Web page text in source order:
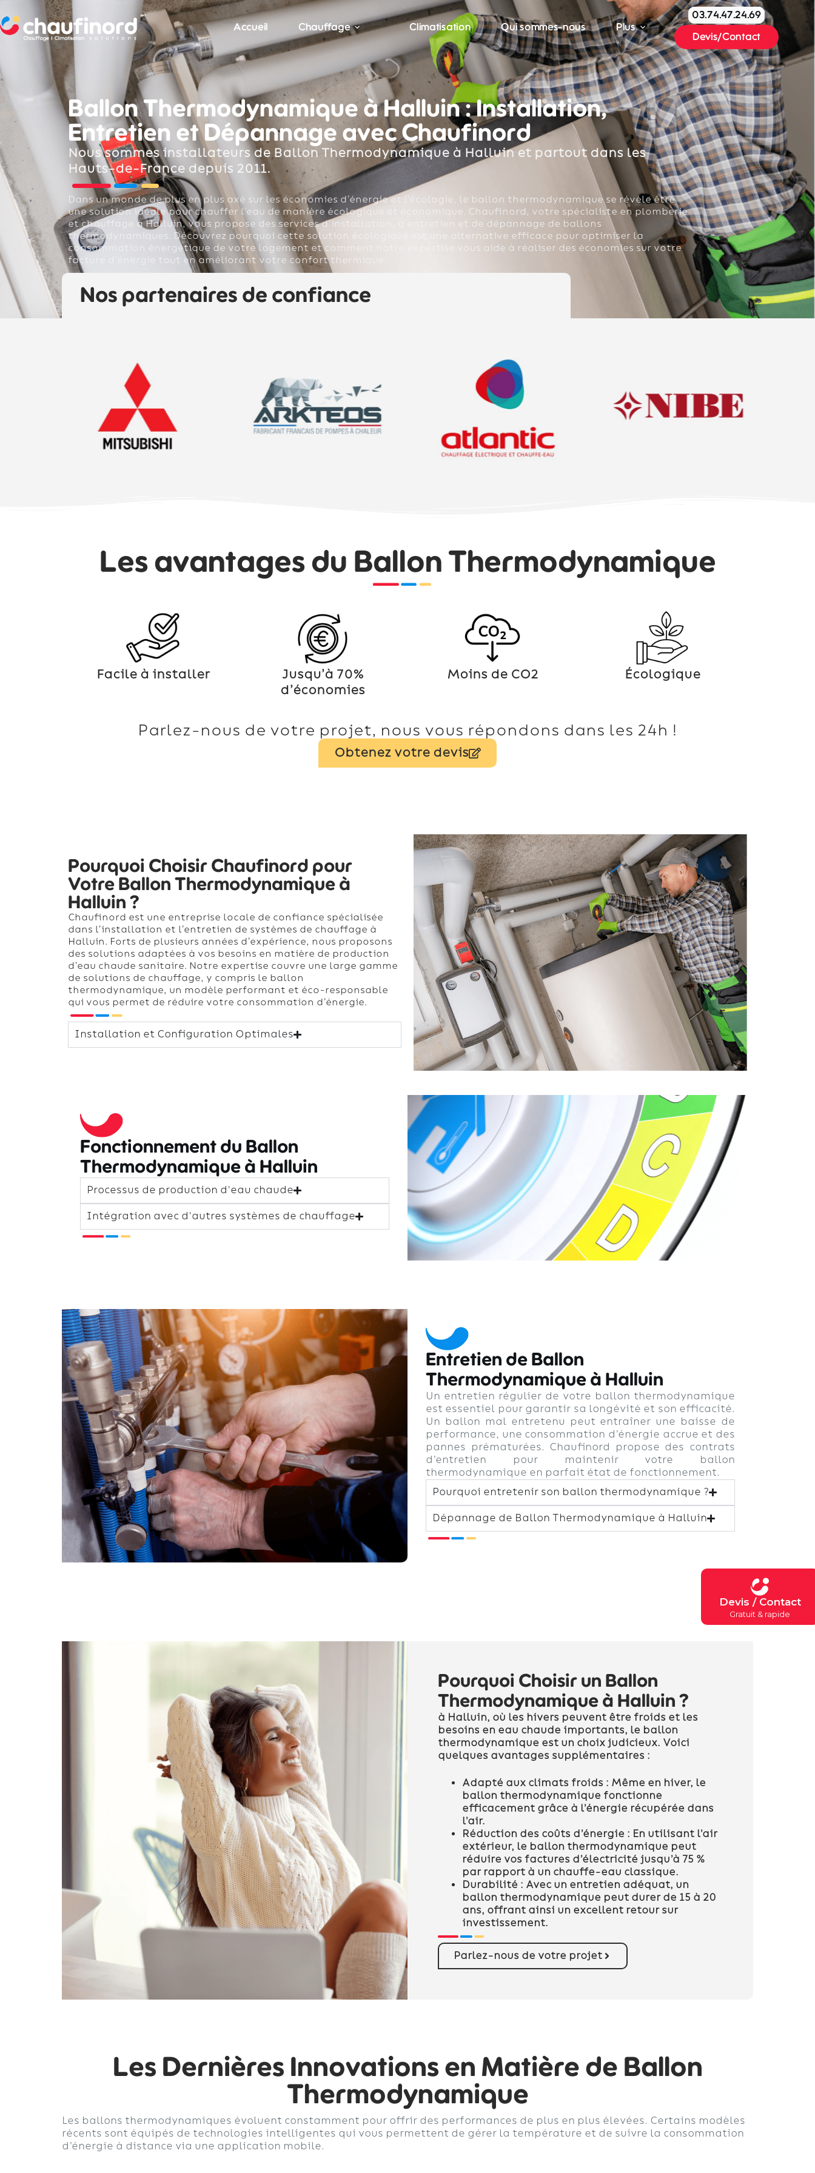
Accueil Chauffage Climatisation Qui sommes-nous Plus
03.74.47.24.69
Devis/Contact
Ballon Thermodynamique à Halluin : Installation,
Entretien et Dépannage avec Chaufinord
Nous sommes installateurs de Ballon Thermodynamique à Halluin et partout dans les
Hauts-de-France depuis 2011.
Dans un monde de plus en plus axé sur les économies d’énergie et l’écologie, le ballon thermodynamique se révèle être
une solution idéale pour chauffer l’eau de manière écologique et économique. Chaufinord, votre spécialiste en plomberie
et chauffage à Halluin, vous propose des services d’installation, d’entretien et de dépannage de ballons
thermodynamiques. Découvrez pourquoi cette solution écologique est une alternative efficace pour optimiser la
consommation énergétique de votre logement et comment notre expertise vous aide à réaliser des économies sur votre
facture d’énergie tout en améliorant votre confort thermique.
Nos partenaires de confiance
Les avantages du Ballon Thermodynamique
Facile à installer
Jusqu’à 70%
d’économies
Moins de CO2 Écologique
Parlez-nous de votre projet, nous vous répondons dans les 24h !
Obtenez votre devis
Pourquoi Choisir Chaufinord pour
Votre Ballon Thermodynamique à
Halluin ?
Chaufinord est une entreprise locale de confiance spécialisée
dans l’installation et l’entretien de systèmes de chauffage à
Halluin. Forts de plusieurs années d’expérience, nous proposons
des solutions adaptées à vos besoins en matière de production
d’eau chaude sanitaire. Notre expertise couvre une large gamme
de solutions de chauffage, y compris le ballon
thermodynamique, un modèle performant et éco-responsable
qui vous permet de réduire votre consommation d’énergie.
Installation et Configuration Optimales
Fonctionnement du Ballon
Thermodynamique à Halluin
Processus de production d'eau chaude
Intégration avec d'autres systèmes de chauffage
Entretien de Ballon
Thermodynamique à Halluin
Un entretien régulier de votre ballon thermodynamique
est essentiel pour garantir sa longévité et son efficacité.
Un ballon mal entretenu peut entraîner une baisse de
performance, une consommation d’énergie accrue et des
pannes prématurées. Chaufinord propose des contrats
d’entretien pour maintenir votre ballon
thermodynamique en parfait état de fonctionnement.
Pourquoi entretenir son ballon thermodynamique ?
Dépannage de Ballon Thermodynamique à Halluin
Pourquoi Choisir un Ballon
Thermodynamique à Halluin ?
à Halluin, où les hivers peuvent être froids et les
besoins en eau chaude importants, le ballon
thermodynamique est un choix judicieux. Voici
quelques avantages supplémentaires :
Adapté aux climats froids : Même en hiver, le
ballon thermodynamique fonctionne
efficacement grâce à l’énergie récupérée dans
l’air.
Réduction des coûts d’énergie : En utilisant l’air
extérieur, le ballon thermodynamique peut
réduire vos factures d’électricité jusqu’à 75 %
par rapport à un chauffe-eau classique.
Durabilité : Avec un entretien adéquat, un
ballon thermodynamique peut durer de 15 à 20
ans, offrant ainsi un excellent retour sur
investissement.
Parlez-nous de votre projet
Les Dernières Innovations en Matière de Ballon
Thermodynamique
Les ballons thermodynamiques évoluent constamment pour offrir des performances de plus en plus élevées. Certains modèles
récents sont équipés de technologies intelligentes qui vous permettent de gérer la température et de suivre la consommation
d’énergie à distance via une application mobile.
Devis / Contact
Gratuit & rapide